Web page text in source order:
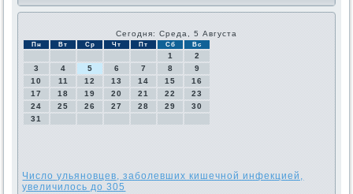
Сегодня: Среда, 5 Августа
Пн Вт Ср Чт Пт Сб Вс
1
2
3
4 5 6 7 8
9
10
11 12 13 14 15
16
17
18 19 20 21 22
23
24
25 26 27 28 29
30
31
Число ульяновцев, заболевших кишечной инфекцией,
увеличилось до 305